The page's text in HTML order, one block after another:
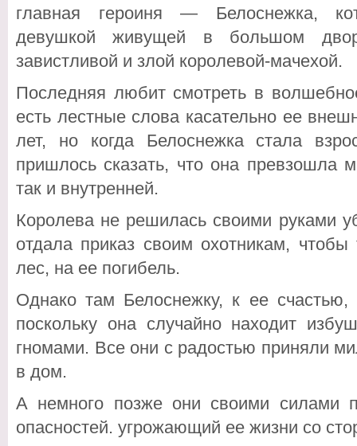
главная героиня — Белоснежка,
девушкой живущей в большом
завистливой и злой королевой-мачехой.
Последняя любит смотреть в
есть лестные слова касательно ее
лет, но когда Белоснежка стала
пришлось сказать, что она превзошла
так и внутренней.
Королева не решилась своими руками
отдала приказ своим охотникам,
лес, на ее погибель.
Однако там Белоснежку, к ее счастью,
поскольку она случайно находит
гномами. Все они с радостью приняли
в дом.
А немного позже они своими силами
опасностей. угрожающий ее жизни со